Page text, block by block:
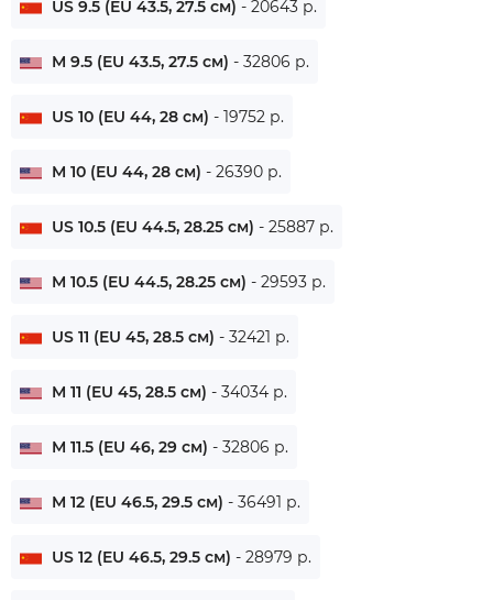
US 9.5 (EU 43.5, 27.5 см) - 20643 р.
M 9.5 (EU 43.5, 27.5 см) - 32806 р.
US 10 (EU 44, 28 см) - 19752 р.
M 10 (EU 44, 28 см) - 26390 р.
US 10.5 (EU 44.5, 28.25 см) - 25887 р.
M 10.5 (EU 44.5, 28.25 см) - 29593 р.
US 11 (EU 45, 28.5 см) - 32421 р.
M 11 (EU 45, 28.5 см) - 34034 р.
M 11.5 (EU 46, 29 см) - 32806 р.
M 12 (EU 46.5, 29.5 см) - 36491 р.
US 12 (EU 46.5, 29.5 см) - 28979 р.